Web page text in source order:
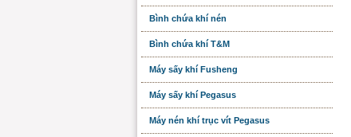
Bình chứa khí nén
Bình chứa khí T&M
Máy sấy khí Fusheng
Máy sấy khí Pegasus
Máy nén khí trục vít Pegasus